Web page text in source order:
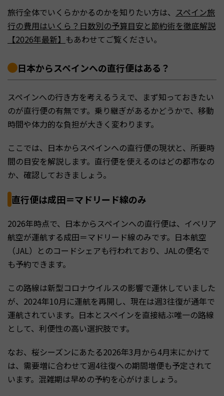
旅行全体でいくらかかるのかを知りたい方は、 スペイン旅
行の費用はいくら？日数別の予算目安と節約術を徹底解説
【2026年最新】 もあわせてご覧ください。
日本からスペインへの直行便はある？
スペインへの行き方を考えるうえで、まず知っておきたい
のが直行便の有無です。乗り継ぎがあるかどうかで、移動
時間や体力的な負担が大きく変わります。
ここでは、日本からスペインへの直行便の現状と、所要時
間の目安を解説します。直行便を使えるのはどの都市なの
か、確認しておきましょう。
直行便は成田＝マドリード線のみ
2026年時点で、日本からスペインへの直行便は、イベリア
航空が運航する成田＝マドリード線のみです。日本航空
（JAL）とのコードシェアも行われており、JALの便名で
も予約できます。
この路線は新型コロナウイルスの影響で運休していました
が、2024年10月に運航を再開し、現在は週3往復が通年で
運航されています。日本とスペインを直接結ぶ唯一の路線
として、利便性の高い選択肢です。
なお、桜シーズンにあたる2026年3月から4月末にかけて
は、需要増に合わせて週4往復への期間増便も予定されて
います。混雑期は早めの予約を心がけましょう。